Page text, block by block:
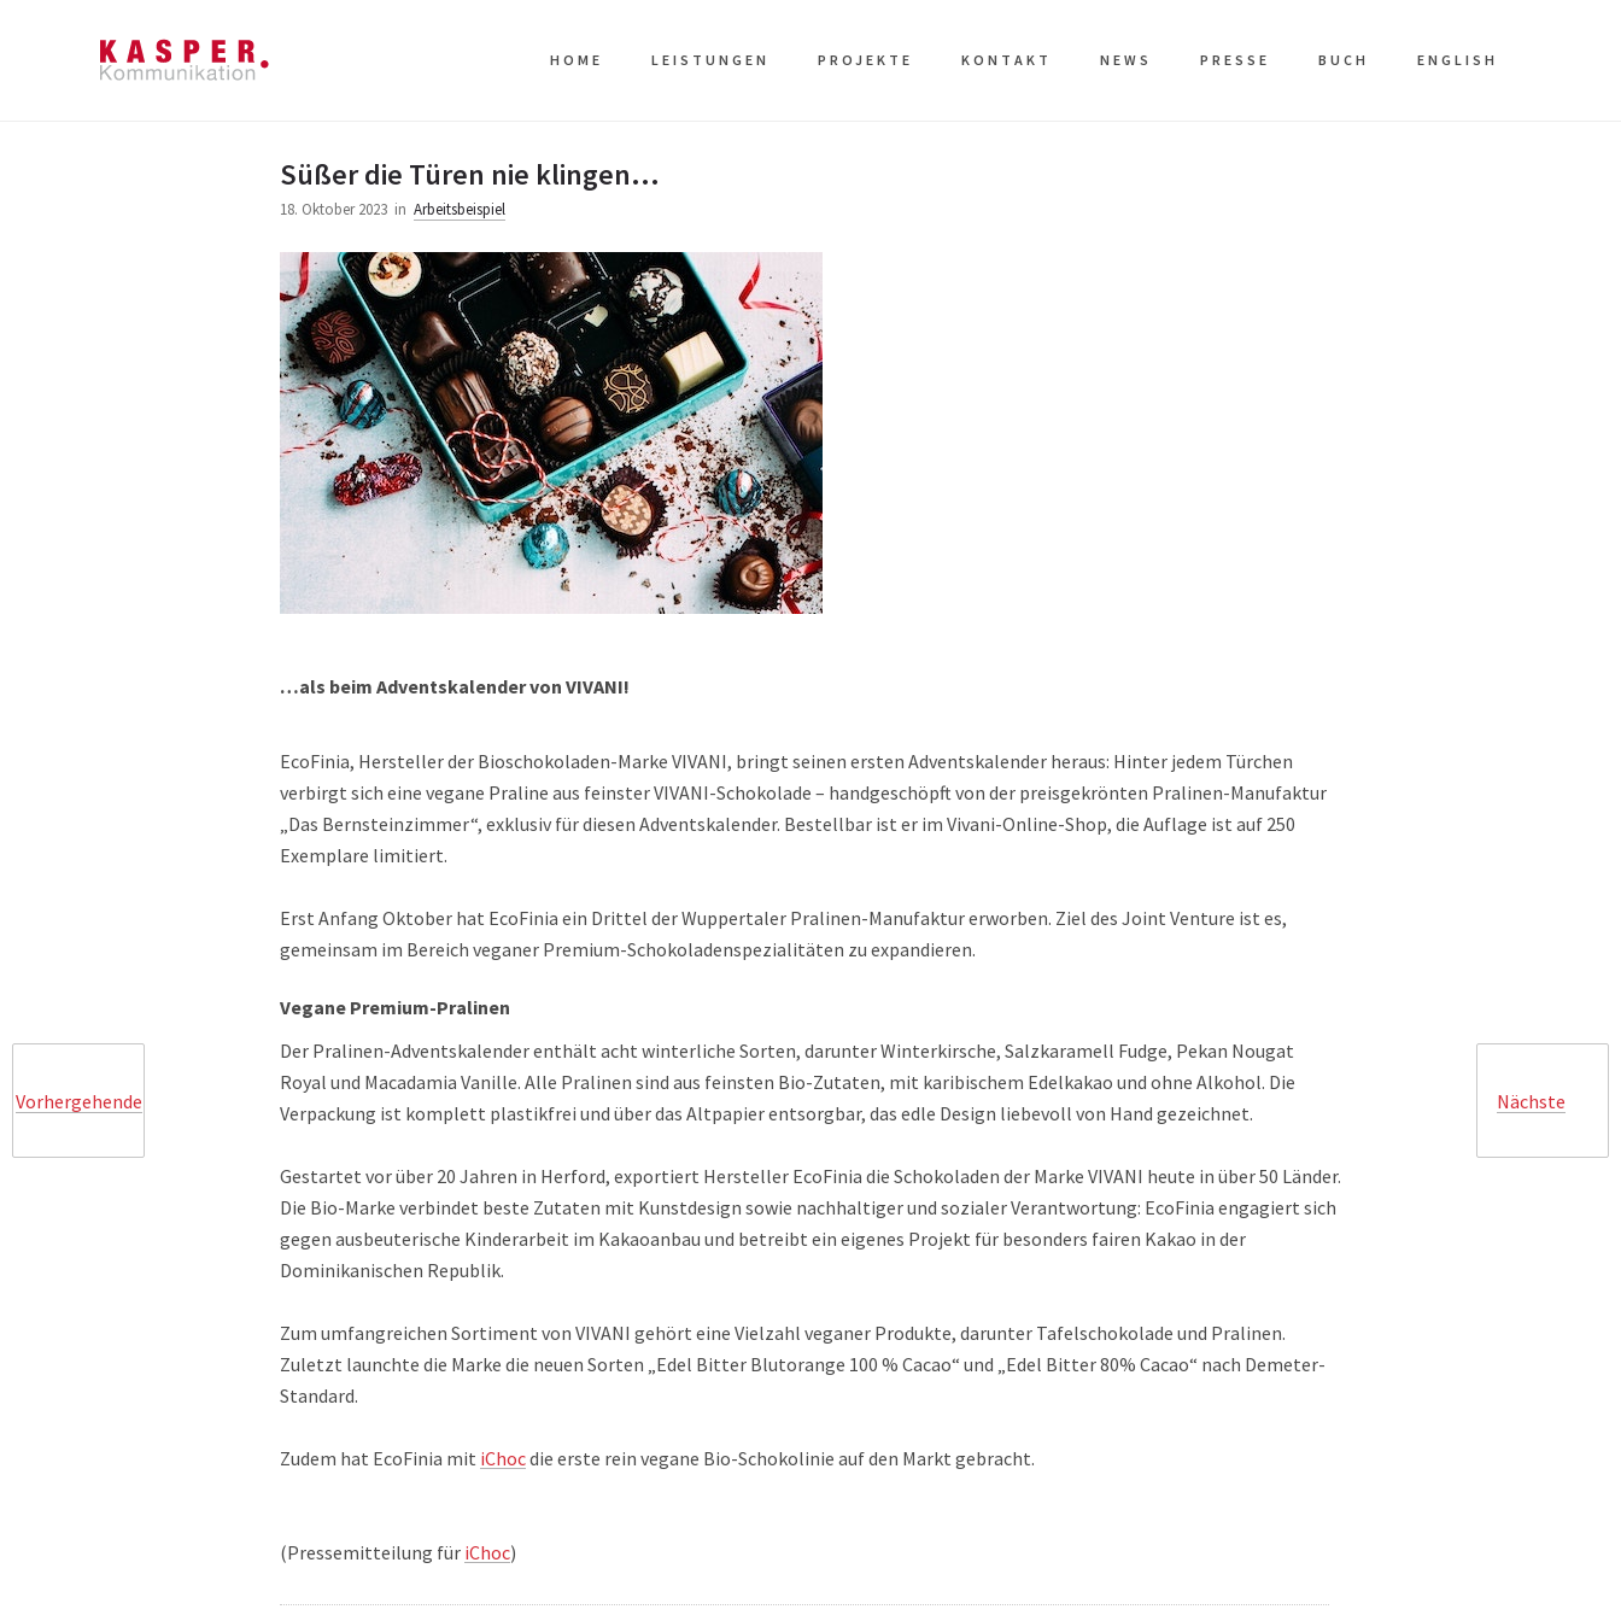
HOME LEISTUNGEN PROJEKTE KONTAKT NEWS PRESSE BUCH ENGLISH
Vorhergehende Nächste
Süßer die Türen nie klingen…
18. Oktober 2023 in Arbeitsbeispiel
…als beim Adventskalender von VIVANI!
EcoFinia, Hersteller der Bioschokoladen-Marke VIVANI, bringt seinen ersten Adventskalender heraus: Hinter jedem Türchen
verbirgt sich eine vegane Praline aus feinster VIVANI-Schokolade – handgeschöpft von der preisgekrönten Pralinen-Manufaktur
„Das Bernsteinzimmer“, exklusiv für diesen Adventskalender. Bestellbar ist er im Vivani-Online-Shop, die Auflage ist auf 250
Exemplare limitiert.
Erst Anfang Oktober hat EcoFinia ein Drittel der Wuppertaler Pralinen-Manufaktur erworben. Ziel des Joint Venture ist es,
gemeinsam im Bereich veganer Premium-Schokoladenspezialitäten zu expandieren.
Vegane Premium-Pralinen
Der Pralinen-Adventskalender enthält acht winterliche Sorten, darunter Winterkirsche, Salzkaramell Fudge, Pekan Nougat
Royal und Macadamia Vanille. Alle Pralinen sind aus feinsten Bio-Zutaten, mit karibischem Edelkakao und ohne Alkohol. Die
Verpackung ist komplett plastikfrei und über das Altpapier entsorgbar, das edle Design liebevoll von Hand gezeichnet.
Gestartet vor über 20 Jahren in Herford, exportiert Hersteller EcoFinia die Schokoladen der Marke VIVANI heute in über 50 Länder.
Die Bio-Marke verbindet beste Zutaten mit Kunstdesign sowie nachhaltiger und sozialer Verantwortung: EcoFinia engagiert sich
gegen ausbeuterische Kinderarbeit im Kakaoanbau und betreibt ein eigenes Projekt für besonders fairen Kakao in der
Dominikanischen Republik.
Zum umfangreichen Sortiment von VIVANI gehört eine Vielzahl veganer Produkte, darunter Tafelschokolade und Pralinen.
Zuletzt launchte die Marke die neuen Sorten „Edel Bitter Blutorange 100 % Cacao“ und „Edel Bitter 80% Cacao“ nach Demeter-
Standard.
Zudem hat EcoFinia mit iChocdie erste rein vegane Bio-Schokolinie auf den Markt gebracht.
(Pressemitteilung für iChoc)